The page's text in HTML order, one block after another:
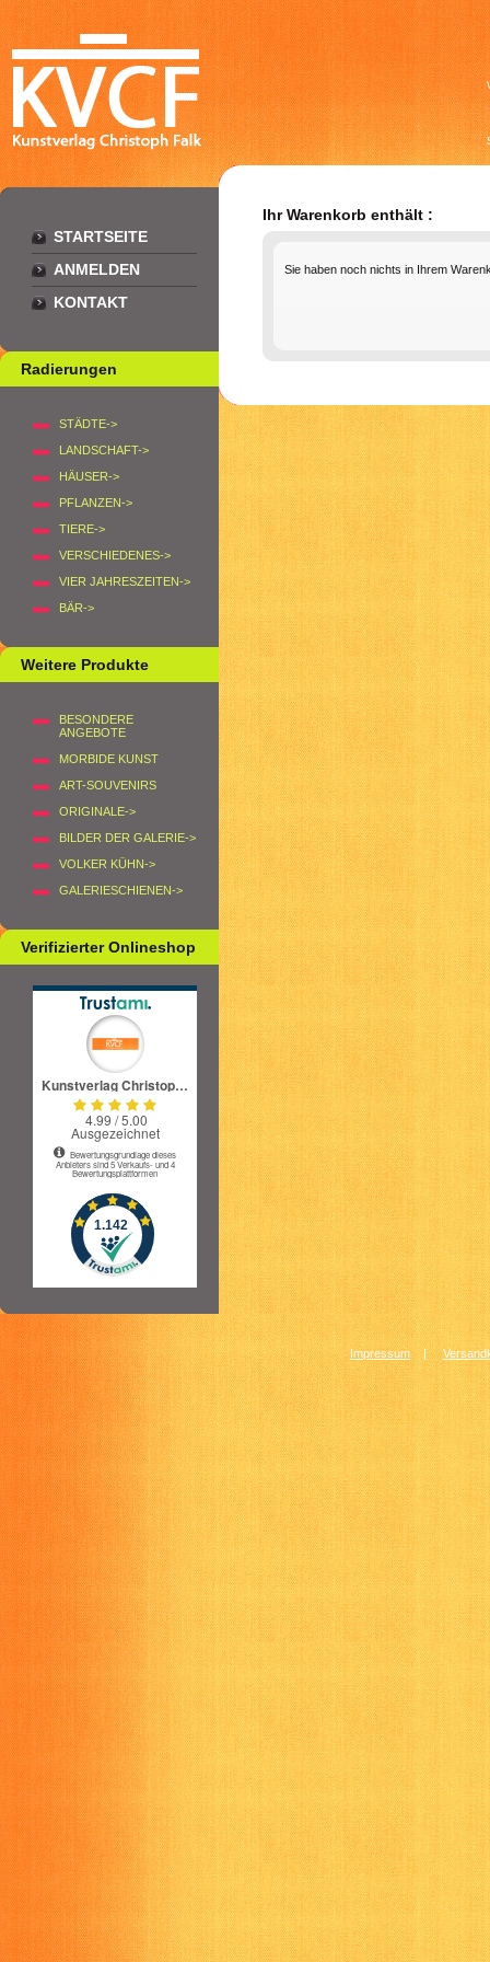
STARTSEITE
ANMELDEN
KONTAKT
Radierungen
STÄDTE->
LANDSCHAFT->
HÄUSER->
PFLANZEN->
TIERE->
VERSCHIEDENES->
VIER JAHRESZEITEN->
BÄR->
Weitere Produkte
BESONDERE
ANGEBOTE
MORBIDE KUNST
ART-SOUVENIRS
ORIGINALE->
BILDER DER GALERIE->
VOLKER KÜHN->
GALERIESCHIENEN->
Verifizierter Onlineshop
Ihr Warenkorb enthält :
Sie haben noch nichts in Ihrem
Impressum |